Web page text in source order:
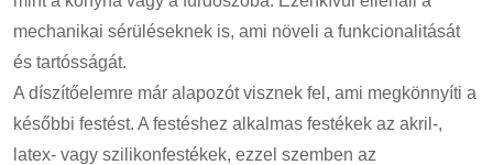
mechanikai sérüléseknek is, ami növeli a funkcionalitását
és tartósságát.
A díszítőelemre már alapozót visznek fel, ami megkönnyíti a
későbbi festést. A festéshez alkalmas festékek az akril-,
latex- vagy szilikonfestékek, ezzel szemben az